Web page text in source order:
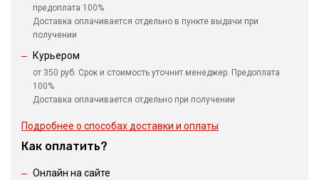
предоплата 100%
Доставка оплачивается отдельно в пункте выдачи при
получении
Курьером
от 350 руб. Срок и стоимость уточнит менеджер. Предоплата
100%
Доставка оплачивается отдельно при получении
Подробнее о способах доставки и оплаты
Как оплатить?
Онлайн на сайте